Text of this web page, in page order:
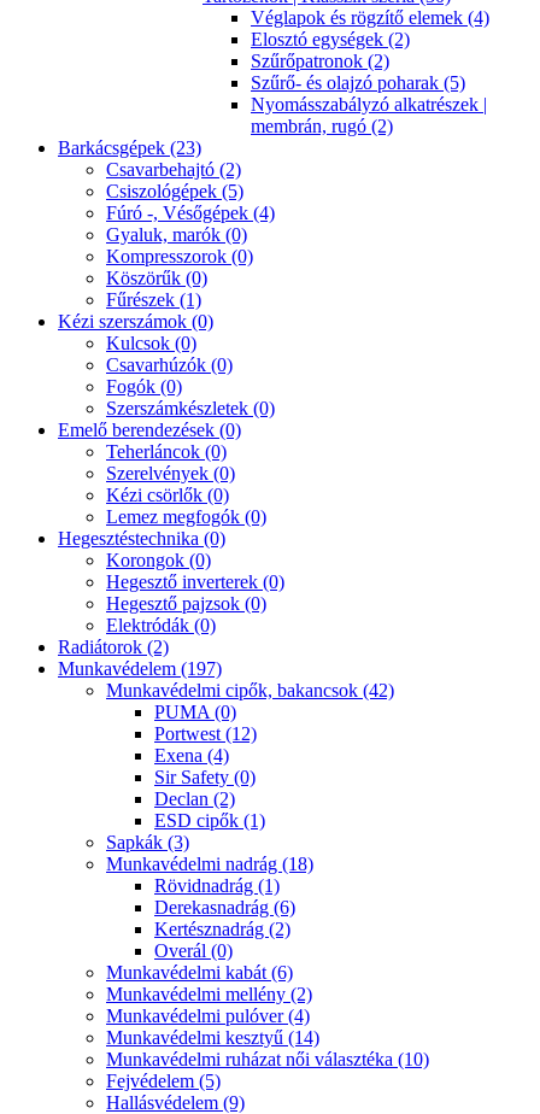
Véglapok és rögzítő elemek (4)
Elosztó egységek (2)
Szűrőpatronok (2)
Szűrő- és olajzó poharak (5)
Nyomásszabályzó alkatrészek |
membrán, rugó (2)
Barkácsgépek (23)
Csavarbehajtó (2)
Csiszológépek (5)
Fúró -, Vésőgépek (4)
Gyaluk, marók (0)
Kompresszorok (0)
Köszörűk (0)
Fűrészek (1)
Kézi szerszámok (0)
Kulcsok (0)
Csavarhúzók (0)
Fogók (0)
Szerszámkészletek (0)
Emelő berendezések (0)
Teherláncok (0)
Szerelvények (0)
Kézi csörlők (0)
Lemez megfogók (0)
Hegesztéstechnika (0)
Korongok (0)
Hegesztő inverterek (0)
Hegesztő pajzsok (0)
Elektródák (0)
Radiátorok (2)
Munkavédelem (197)
Munkavédelmi cipők, bakancsok (42)
PUMA (0)
Portwest (12)
Exena (4)
Sir Safety (0)
Declan (2)
ESD cipők (1)
Sapkák (3)
Munkavédelmi nadrág (18)
Rövidnadrág (1)
Derekasnadrág (6)
Kertésznadrág (2)
Overál (0)
Munkavédelmi kabát (6)
Munkavédelmi mellény (2)
Munkavédelmi pulóver (4)
Munkavédelmi kesztyű (14)
Munkavédelmi ruházat női választéka (10)
Fejvédelem (5)
Hallásvédelem (9)